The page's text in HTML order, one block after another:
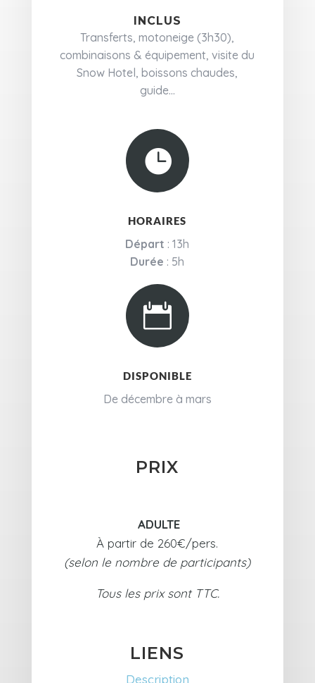
INCLUS
Transferts, motoneige (3h30),
combinaisons & équipement, visite du
Snow Hotel, boissons chaudes,
guide...

HORAIRES
Départ : 13h
Durée : 5h

DISPONIBLE
De décembre à mars
PRIX
ADULTE
À partir de 260€/pers.
(selon le nombre de participants)
Tous les prix sont TTC.
LIENS
Description